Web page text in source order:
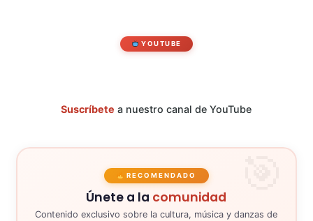
YOUTUBE
Suscríbete a nuestro canal de YouTube
RECOMENDADO
Únete a la comunidad
Contenido exclusivo sobre la cultura, música y danzas de